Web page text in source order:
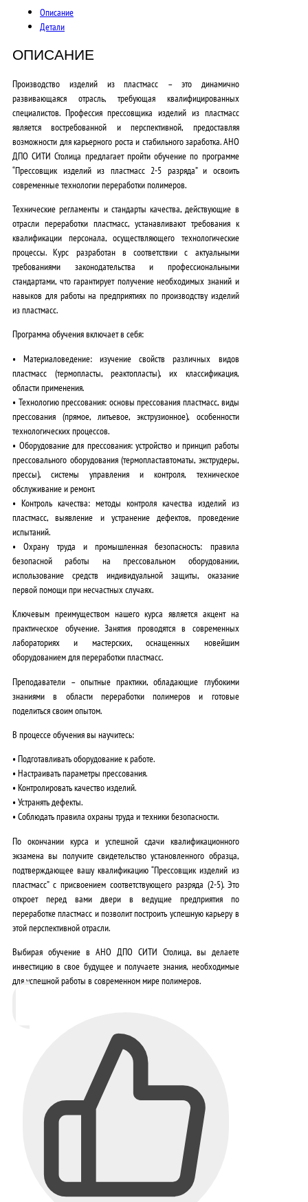
Описание
Детали
ОПИСАНИЕ
Производство изделий из пластмасс – это динамично
развивающаяся отрасль, требующая квалифицированных
специалистов. Профессия прессовщика изделий из пластмасс
являетсявостребованной и перспективной, предоставляя
возможности для карьерного роста и стабильного заработка. АНО
ДПО СИТИ Столица предлагает пройти обучение по программе
“Прессовщик изделий из пластмасс 2-5 разряда” и освоить
современные технологиипереработки полимеров.
Технические регламенты и стандарты качества, действующие в
отрасли переработки пластмасс, устанавливают требования к
квалификации персонала, осуществляющего технологические
процессы. Курс разработан в соответствии с актуальными
требованиями законодательства и профессиональными
стандартами, что гарантирует получение необходимых знаний и
навыков для работы на предприятиях по производству изделий
из пластмасс.
Программа обучения включает в себя:
•Материаловедение: изучение свойств различных видов
пластмасс (термопласты, реактопласты), их классификация,
области применения.
• Технологию прессования: основы прессования пластмасс, виды
прессования (прямое, литьевое, экструзионное), особенности
технологических процессов.
• Оборудование для прессования: устройство и принцип работы
прессовального оборудования (термопластавтоматы, экструдеры,
прессы), системы управления и контроля, техническое
обслуживание и ремонт.
• Контроль качества: методы контроля качества изделий из
пластмасс, выявление и устранение дефектов, проведение
испытаний.
•Охрану труда и промышленная безопасность: правила
безопасной работы на прессовальном оборудовании,
использование средств индивидуальной защиты, оказание
первой помощи при несчастных случаях.
Ключевым преимуществомнашего курса является акцент на
практическое обучение. Занятия проводятся в современных
лабораториях и мастерских, оснащенных новейшим
оборудованием для переработки пластмасс.
Преподаватели – опытные практики, обладающие глубокими
знаниями в области переработки полимеров и готовые
поделиться своим опытом.
В процессе обучения вы научитесь:
• Подготавливать оборудование к работе.
• Настраивать параметры прессования.
• Контролировать качество изделий.
• Устранять дефекты.
• Соблюдать правила охраны труда и техники безопасности.
По окончании курса и успешной сдачи квалификационного
экзамена вы получите свидетельство установленного образца,
подтверждающее вашу квалификацию “Прессовщик изделий из
пластмасс” с присвоением соответствующего разряда (2-5). Это
откроет перед вами двери в ведущие предприятияпо
переработке пластмасс и позволит построить успешную карьеру в
этой перспективной отрасли.
Выбирая обучение в АНО ДПО СИТИ Столица, вы делаете
инвестицию в свое будущееи получаете знания, необходимые
для успешной работы в современном мире полимеров.